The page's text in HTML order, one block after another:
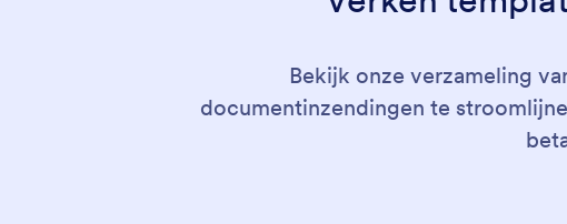
Bekijk onze verzameling
documentinzendingen te